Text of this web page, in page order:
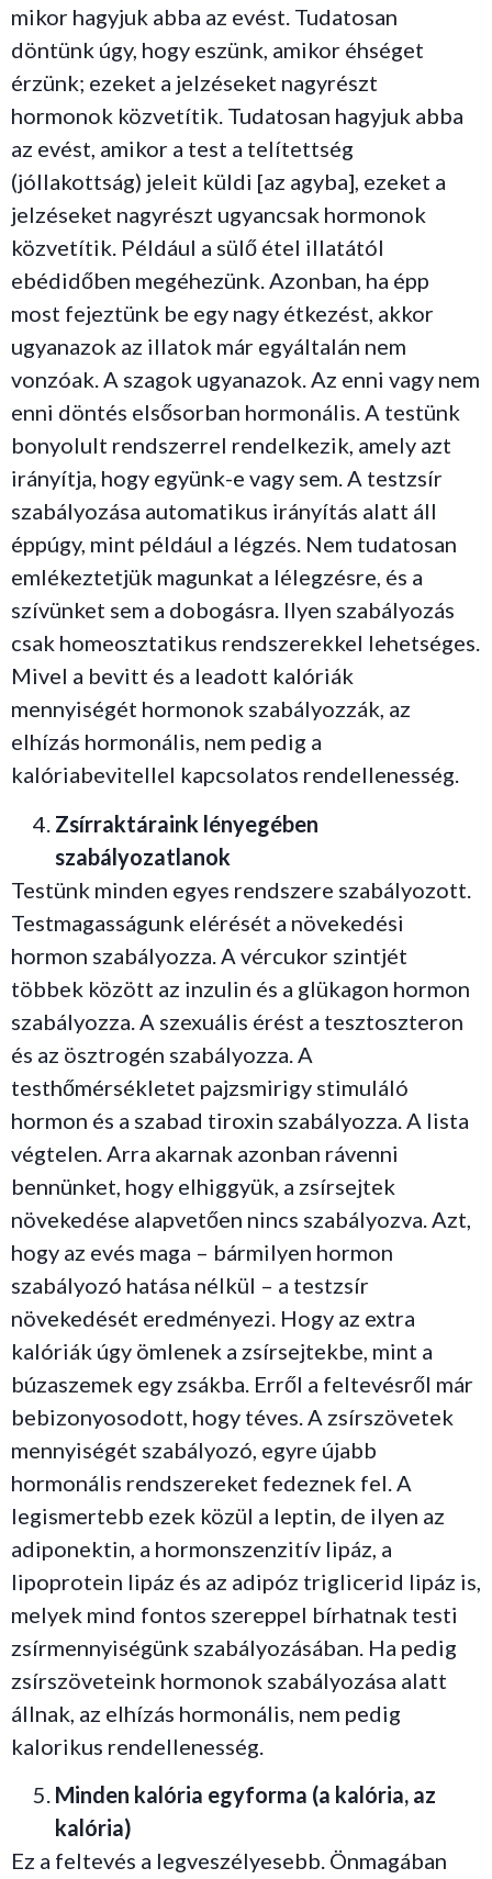
mikor hagyjuk abba az evést. Tudatosan
döntünk úgy, hogy eszünk, amikor éhséget
érzünk; ezeket a jelzéseket nagyrészt
hormonok közvetítik. Tudatosan hagyjuk abba
az evést, amikor a test a telítettség
(jóllakottság) jeleit küldi [az agyba], ezeket a
jelzéseket nagyrészt ugyancsak hormonok
közvetítik. Például a sülő étel illatától
ebédidőben megéhezünk. Azonban, ha épp
most fejeztünk be egy nagy étkezést, akkor
ugyanazok az illatok már egyáltalán nem
vonzóak. A szagok ugyanazok. Az enni vagy nem
enni döntés elsősorban hormonális. A testünk
bonyolult rendszerrel rendelkezik, amely azt
irányítja, hogy együnk-e vagy sem. A testzsír
szabályozása automatikus irányítás alatt áll
éppúgy, mint például a légzés. Nem tudatosan
emlékeztetjük magunkat a lélegzésre, és a
szívünket sem a dobogásra. Ilyen szabályozás
csak homeosztatikus rendszerekkel lehetséges.
Mivel a bevitt és a leadott kalóriák
mennyiségét hormonok szabályozzák, az
elhízás hormonális, nem pedig a
kalóriabevitellel kapcsolatos rendellenesség.
Zsírraktáraink lényegében
szabályozatlanok
Testünk minden egyes rendszere szabályozott.
Testmagasságunk elérését a növekedési
hormon szabályozza. A vércukor szintjét
többek között az inzulin és a glükagon hormon
szabályozza. A szexuális érést a tesztoszteron
és az ösztrogén szabályozza. A
testhőmérsékletet pajzsmirigy stimuláló
hormon és a szabad tiroxin szabályozza. A lista
végtelen. Arra akarnak azonban rávenni
bennünket, hogy elhiggyük, a zsírsejtek
növekedése alapvetően nincs szabályozva. Azt,
hogy az evés maga – bármilyen hormon
szabályozó hatása nélkül – a testzsír
növekedését eredményezi. Hogy az extra
kalóriák úgy ömlenek a zsírsejtekbe, mint a
búzaszemek egy zsákba. Erről a feltevésről már
bebizonyosodott, hogy téves. A zsírszövetek
mennyiségét szabályozó, egyre újabb
hormonális rendszereket fedeznek fel. A
legismertebb ezek közül a leptin, de ilyen az
adiponektin, a hormonszenzitív lipáz, a
lipoprotein lipáz és az adipóz triglicerid lipáz is,
melyek mind fontos szereppel bírhatnak testi
zsírmennyiségünk szabályozásában. Ha pedig
zsírszöveteink hormonok szabályozása alatt
állnak, az elhízás hormonális, nem pedig
kalorikus rendellenesség.
Minden kalória egyforma (a kalória, az
kalória)
Ez a feltevés a legveszélyesebb. Önmagában